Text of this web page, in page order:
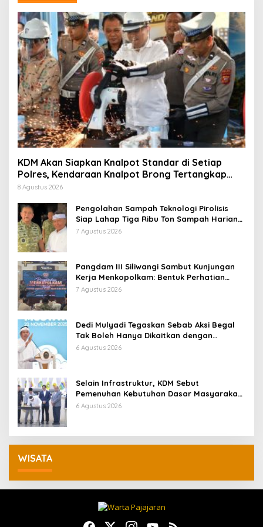
KDM Akan Siapkan Knalpot Standar di Setiap
Polres, Kendaraan Knalpot Brong Tertangkap
Langsung Ganti
8 Agustus 2026
Pengolahan Sampah Teknologi Pirolisis
Siap Lahap Tiga Ribu Ton Sampah Harian
Jawa Barat
7 Agustus 2026
Pangdam III Siliwangi Sambut Kunjungan
Kerja Menkopolkam: Bentuk Perhatian
Pemerintah
7 Agustus 2026
Dedi Mulyadi Tegaskan Sebab Aksi Begal
Tak Boleh Hanya Dikaitkan dengan
Ekonomi
6 Agustus 2026
Selain Infrastruktur, KDM Sebut
Pemenuhan Kebutuhan Dasar Masyarakat
Jadi Fokus APBD Jabar 2027
6 Agustus 2026
WISATA